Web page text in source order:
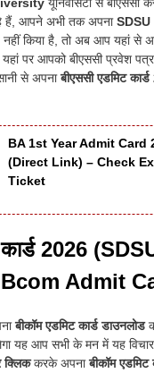
हैं, आपने अभी तक अपना
नहीं किया है, तो अब आप यहां से
पर आपको बीएससी प्रवेश
से अपनाबीएससी एडमिट
BA 1st Year Admit Card
(Direct Link) – Check
Ticket
2026
Admit
बीकॉम एडमिट कार्ड डाउनलोड
यह आप सभी के मन में यह
क्लिककरके अपनाबीकॉम एडमिट